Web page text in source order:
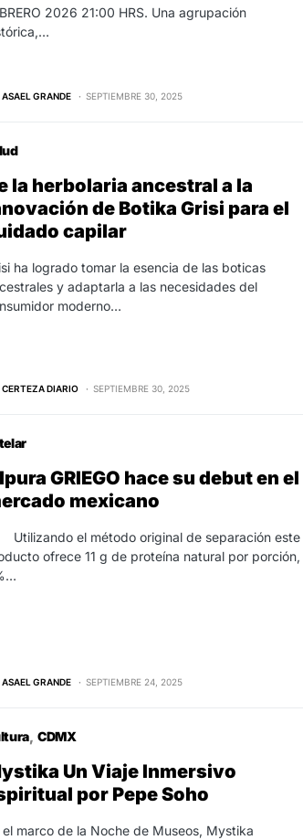
2026 21:00 HRS. Una agrupación
ASAEL GRANDE SEPTIEMBRE 30, 2025
la herbolaria ancestral a la
de Botika Grisi para el
capilar
ha logrado tomar la esencia de las boticas
y adaptarla a las necesidades del
moderno…
CERTEZA DIARIO SEPTIEMBRE 30, 2025
GRIEGO hace su debut en el
mexicano
el método original de separación este
ofrece 11 g de proteína natural por porción,
ASAEL GRANDE SEPTIEMBRE 24, 2025
CDMX
Un Viaje Inmersivo
por Pepe Soho
el marco de la Noche de Museos, Mystika